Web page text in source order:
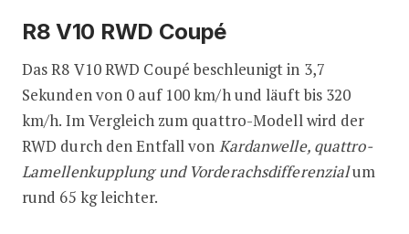
R8 V10 RWD Coupé
Das R8 V10 RWD Coupé beschleunigt in 3,7
Sekunden von 0 auf 100 km/h und läuft bis 320
km/h. Im Vergleich zum quattro-Modell wird der
RWD durch den Entfall von Kardanwelle, quattro-
Lamellenkupplung und Vorderachsdifferenzialum
rund 65 kg leichter.